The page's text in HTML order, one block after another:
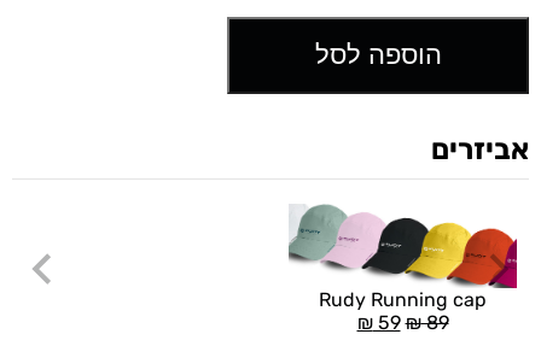
הוספה לסל
אביזרים
Rudy Running cap
₪89
₪59